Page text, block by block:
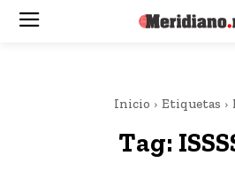
Inicio Etiquetas
Tag: